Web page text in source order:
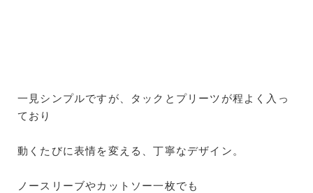
一見シンプルですが、タックとプリーツが程よく入っ
ており
動くたびに表情を変える、丁寧なデザイン。
ノースリーブやカットソー一枚でも